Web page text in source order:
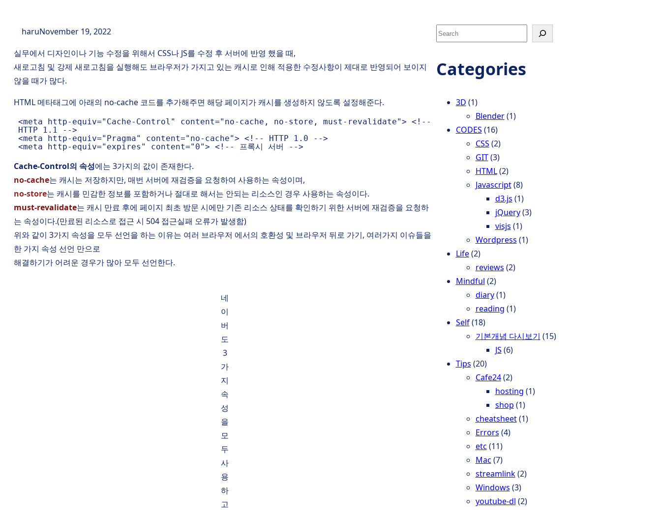
haruNovember 19, 2022
실무에서 디자인이나 기능 수정을 위해서 CSS나 JS를 수정 후 서버에 반영 했을 때,
새로고침 및 강제 새로고침을 실행해도 브라우저가 가지고 있는 캐시로 인해 적용한 수정사항이 제대로 반영되어 보이지
않을 때가 많다.
HTML 메타태그에 아래의 no-cache 코드를 추가해주면 해당 페이지가 캐시를 생성하지 않도록 설정해준다.
<meta http-equiv="Cache-Control" content="no-cache, no-store, must-revalidate"> <!--
HTTP 1.1 -->
<meta http-equiv="Pragma" content="no-cache"> <!-- HTTP 1.0 -->
<meta http-equiv="expires" content="0"> <!-- 프록시 서버 -->
Cache-Control의 속성에는 3가지의 값이 존재한다.
no-cache는 캐시는 저장하지만, 매번 서버에 재검증을 요청하여 사용하는 속성이며,
no-store는 캐시를 민감한 정보를 포함하거나 절대로 해서는 안되는 리소스인 경우 사용하는 속성이다.
must-revalidate는 캐시 만료 후에 페이지 최초 방문 시에만 기존 리소스 상태를 확인하기 위한 서버에 재검증을 요청하
는 속성이다.(만료된 리소스로 접근 시 504 접근실패 오류가 발생함)
위와 같이 3가지 속성을 모두 선언을 하는 이유는 여러 브라우저 에서의 호환성 및 브라우저 뒤로 가기, 여러가지 이슈들을
한 가지 속성 선언 만으로
해결하기가 어려운 경우가 많아 모두 선언한다.
네
이
버
도
3
가
지
속
성
을
모
두
사
용
하
고
S
e
rCategories
3D (1)
Blender(1)
CODES (16)
CSS (2)
GIT(3)
HTML(2)
Javascript(8)
d3.js (1)
jQuery(3)
visjs (1)
Wordpress (1)
Life(2)
reviews (2)
Mindful (2)
diary(1)
reading (1)
Self(18)
기본개념 다시보기 (15)
JS (6)
Tips (20)
Cafe24(2)
hosting (1)
shop (1)
cheatsheet(1)
Errors (4)
etc (11)
Mac (7)
streamlink(2)
Windows (3)
youtube-dl (2)